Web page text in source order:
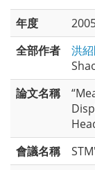
年度
全部作者
洪
論文名稱
會議名稱